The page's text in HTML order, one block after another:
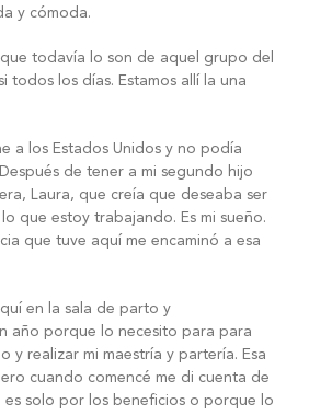
y cómoda.
todavía lo son de aquel grupo del
todos los días. Estamos allí la una
a los Estados Unidos y no podía
de tener a mi segundo hijo
Laura, que creía que deseaba ser
que estoy trabajando. Es mi sueño.
que tuve aquí me encaminó a esa
en la sala de parto y
año porque lo necesito para para
y realizar mi maestría y partería. Esa
cuando comencé me di cuenta de
es solo por los beneficios o porque lo